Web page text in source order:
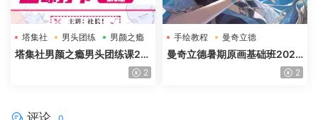
塔集社 男头团练 男颜之瘾
塔集社男颜之瘾男头团练课20
2
手绘教程 曼奇立德
曼奇立德暑期原画基础班2025
2